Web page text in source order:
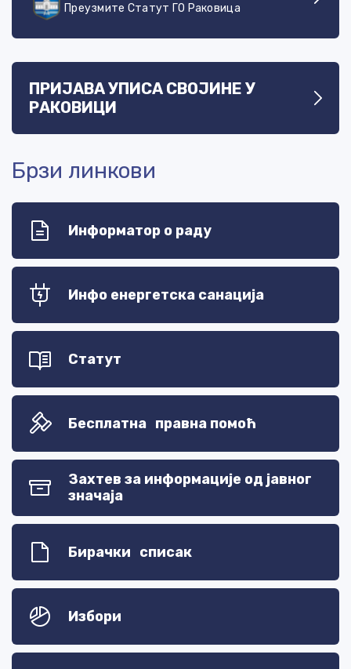
Преузмите Статут ГО Раковица
ПРИЈАВА УПИСА СВОЈИНЕ У
РАКОВИЦИ
Брзи линкови
Информатор о раду
Инфо енергетска санација
Статут
Бесплатна правна помоћ
Захтев за информације од јавног
значаја
Бирачки списак
Избори